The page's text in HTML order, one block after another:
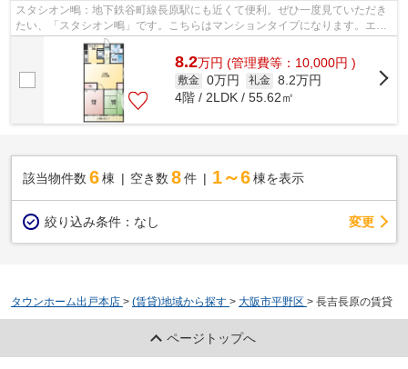
スタシオン鴫：地下鉄谷町線長原駅にも近くて便利。ぜひ一度見ていただき
たい、「スタシオン鴫」です。こちらはマンションタイプになります。エレ
ベーターがある物件です。できるだけ...
8.2万円 (管理費等：10,000円 )
敷金 0万円 礼金 8.2万円
4階 / 2LDK / 55.62㎡
該当物件数 6棟 空き数 8 件 1～6 棟を表示
絞り込み条件： なし 変更
タウンホーム出戸本店 > (賃貸)地域から探す > 大阪市平野区 > 長吉長原の賃貸
ページトップへ